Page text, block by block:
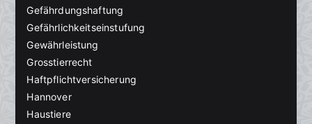
Gefährdungshaftung
Gefährlichkeitseinstufung
Gewährleistung
Grosstierrecht
Haftpflichtversicherung
Hannover
Haustiere